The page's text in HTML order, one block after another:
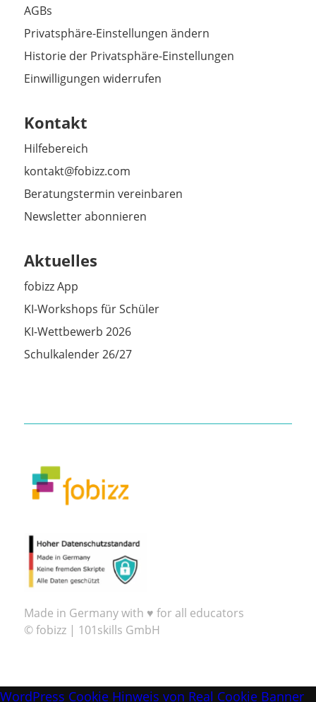
AGBs
Privatsphäre-Einstellungen ändern
Historie der Privatsphäre-Einstellungen
Einwilligungen widerrufen
Kontakt
Hilfebereich
kontakt@fobizz.com
Beratungstermin vereinbaren
Newsletter abonnieren
Aktuelles
fobizz App
KI-Workshops für Schüler
KI-Wettbewerb 2026
Schulkalender 26/27
Made in Germany with ♥ for all educators
© fobizz | 101skills GmbH
WordPress Cookie Hinweis von Real Cookie Banner